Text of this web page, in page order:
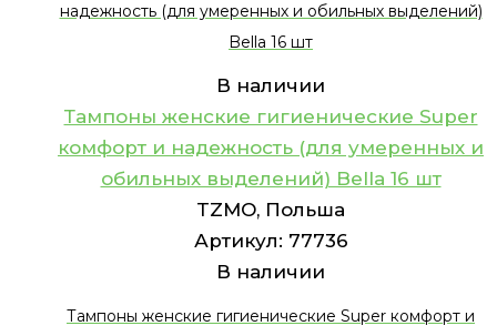
надежность (для умеренных и обильных выделений)
Bella 16 шт
В наличии
Тампоны женские гигиенические Super
комфорт и надежность (для умеренных и
обильных выделений) Bella 16 шт
TZMO, Польша
Артикул: 77736
В наличии
Тампоны женские гигиенические Super комфорт и